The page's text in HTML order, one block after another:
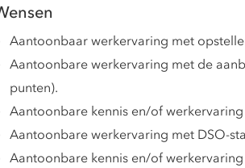
Aantoonbaar werkervaring met
Aantoonbare werkervaring met de
punten).
Aantoonbare kennis en/of
Aantoonbare werkervaring met DSO-
Aantoonbare kennis en/of